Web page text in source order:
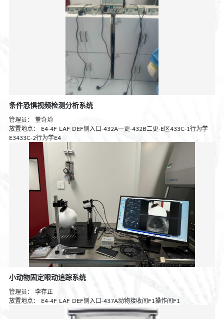
条件恐惧视频检测分析系统
管理员： 董奇琦
放置地点： E4-4F LAF DEF侧入口-432A一更-432B二更-E区433C-1行为学
E3433C-2行为学E4
小动物固定眼动追踪系统
管理员： 李存正
放置地点： E4-4F LAF DEF侧入口-437A动物接收间F1操作间F1